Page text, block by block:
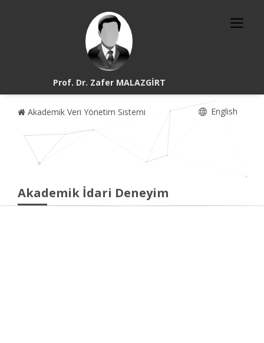
Prof. Dr. Zafer MALAZGİRT
Akademik Veri Yönetim Sistemi English
Akademik İdari Deneyim